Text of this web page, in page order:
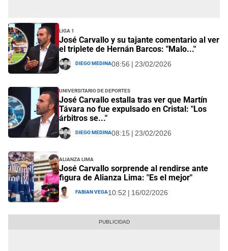
Liga 1
José Carvallo y su tajante comentario al ver
el triplete de Hernán Barcos: "Malo..."
Diego Medina08:56 | 23/02/2026
Universitario de Deportes
José Carvallo estalla tras ver que Martín
Távara no fue expulsado en Cristal: "Los
árbitros se..."
Diego Medina08:15 | 23/02/2026
Alianza Lima
José Carvallo sorprende al rendirse ante
figura de Alianza Lima: "Es el mejor"
Fabian Vega10:52 | 16/02/2026